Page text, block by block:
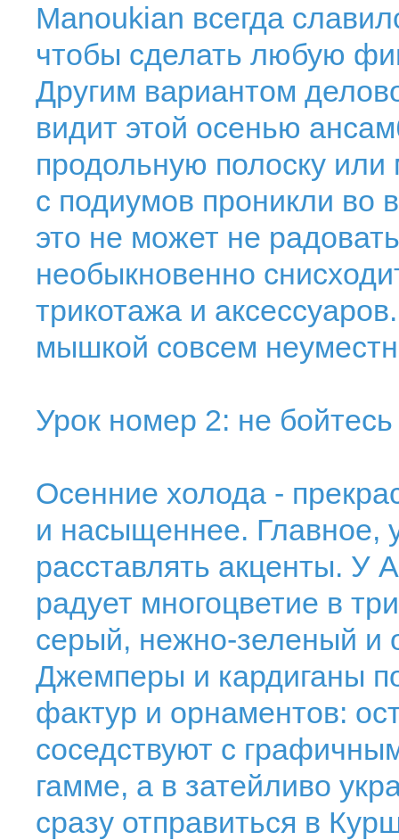
Manoukian всегда
чтобы сделать любую
Другим вариантом
видит этой осенью
продольную полоску или
с подиумов проникли во
это не может не
необыкновенно
трикотажа и
мышкой совсем
Урок номер 2: не бойтесь
Осенние холода -
и насыщеннее. Главное,
расставлять акценты. У
радует многоцветие в
серый, нежно-зеленый и
Джемперы и кардиганы
фактур и орнаментов:
соседствуют с
гамме, а в затейливо
сразу отправиться в